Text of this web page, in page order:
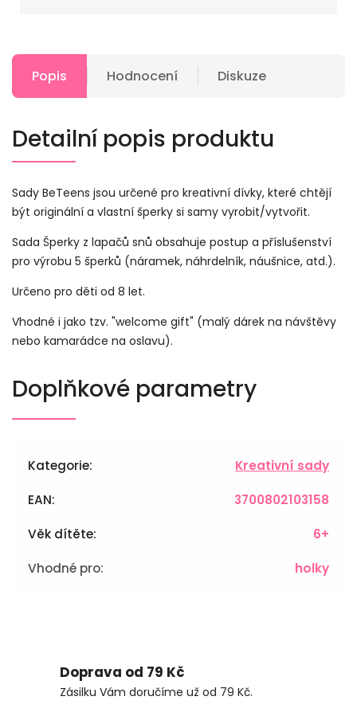
Doprava od 79 Kč
Zásilku Vám doručíme už od 79 Kč.
Popis Hodnocení Diskuze
Detailní popis produktu
Sady BeTeens jsou určené pro kreativní dívky, které chtějí
být originální a vlastní šperky si samy vyrobit/vytvořit.
Sada Šperky z lapačů snů obsahuje postup a příslušenství
pro výrobu 5 šperků (náramek, náhrdelník, náušnice, atd.).
Určeno pro děti od 8 let.
Vhodné i jako tzv. "welcome gift" (malý dárek na návštěvy
nebo kamarádce na oslavu).
Doplňkové parametry
Kategorie: Kreativní sady
EAN: 3700802103158
Věk dítěte: 6+
Vhodné pro: holky